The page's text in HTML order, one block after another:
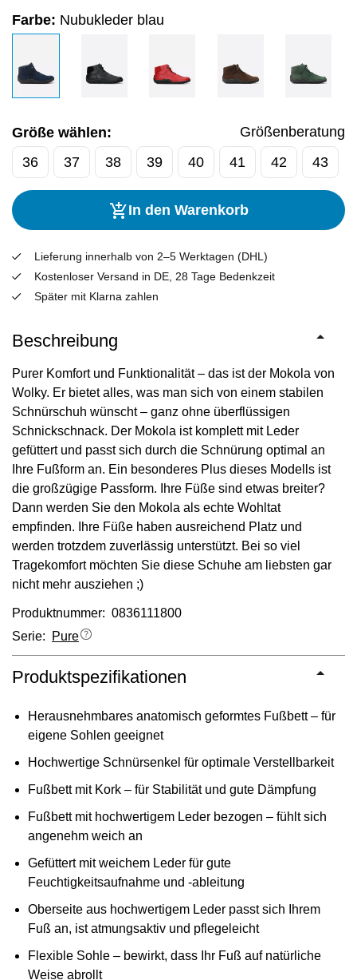
Farbe: Nubukleder blau
Größe wählen:
Größenberatung
36
37 38 39 40 41 42 43
In den Warenkorb
Lieferung innerhalb von 2–5 Werktagen (DHL)
Kostenloser Versand in DE, 28 Tage Bedenkzeit
Später mit Klarna zahlen
Beschreibung
Purer Komfort und Funktionalität – das ist der Mokola von
Wolky. Er bietet alles, was man sich von einem stabilen
Schnürschuh wünscht – ganz ohne überflüssigen
Schnickschnack. Der Mokola ist komplett mit Leder
gefüttert und passt sich durch die Schnürung optimal an
Ihre Fußform an. Ein besonderes Plus dieses Modells ist
die großzügige Passform. Ihre Füße sind etwas breiter?
Dann werden Sie den Mokola als echte Wohltat
empfinden. Ihre Füße haben ausreichend Platz und
werden trotzdem zuverlässig unterstützt. Bei so viel
Tragekomfort möchten Sie diese Schuhe am liebsten gar
nicht mehr ausziehen ;)
Produktnummer: 0836111800
Serie:
Pure
Produktspezifikationen
Herausnehmbares anatomisch geformtes Fußbett – für
eigene Sohlen geeignet
Hochwertige Schnürsenkel für optimale Verstellbarkeit
Fußbett mit Kork – für Stabilität und gute Dämpfung
Fußbett mit hochwertigem Leder bezogen – fühlt sich
angenehm weich an
Gefüttert mit weichem Leder für gute
Feuchtigkeitsaufnahme und -ableitung
Oberseite aus hochwertigem Leder passt sich Ihrem
Fuß an, ist atmungsaktiv und pflegeleicht
Flexible Sohle – bewirkt, dass Ihr Fuß auf natürliche
Weise abrollt